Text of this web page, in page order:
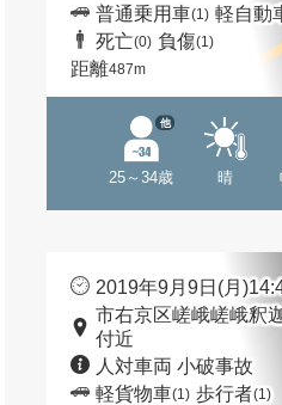
普通乗用車(1) 軽自動
死亡(0) 負傷(1)
距離487m
25～34歳
他
晴
2019年9月9日(月
市右京区嵯峨嵯峨釈
付近
人対車両 小破事故
軽貨物車(1) 歩行者(1)